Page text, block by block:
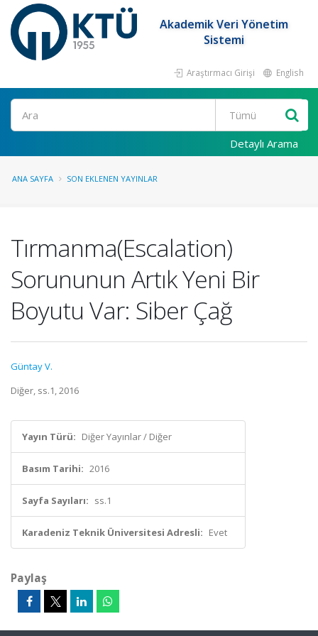
Akademik Veri Yönetim
Sistemi
Araştırmacı Girişi English
Ara
Detaylı Arama
ANA SAYFA SON EKLENEN YAYINLAR
Tırmanma(Escalation)
Sorununun Artık Yeni Bir
Boyutu Var: Siber Çağ
Güntay V.
Diğer, ss.1, 2016
Yayın Türü: Diğer Yayınlar / Diğer
Basım Tarihi: 2016
Sayfa Sayıları: ss.1
Karadeniz Teknik Üniversitesi Adresli: Evet
Paylaş